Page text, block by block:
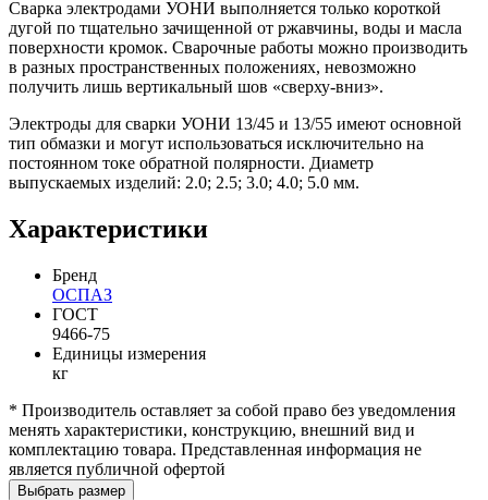
Сварка электродами УОНИ выполняется только короткой
дугой по тщательно зачищенной от ржавчины, воды и масла
поверхности кромок. Сварочные работы можно производить
в разных пространственных положениях, невозможно
получить лишь вертикальный шов «сверху-вниз».
Электроды для сварки УОНИ 13/45 и 13/55 имеют основной
тип обмазки и могут использоваться исключительно на
постоянном токе обратной полярности. Диаметр
выпускаемых изделий: 2.0; 2.5; 3.0; 4.0; 5.0 мм.
Характеристики
Бренд
ОСПАЗ
ГОСТ
9466-75
Единицы измерения
кг
* Производитель оставляет за собой право без уведомления
менять характеристики, конструкцию, внешний вид и
комплектацию товара. Представленная информация не
является публичной офертой
Выбрать размер